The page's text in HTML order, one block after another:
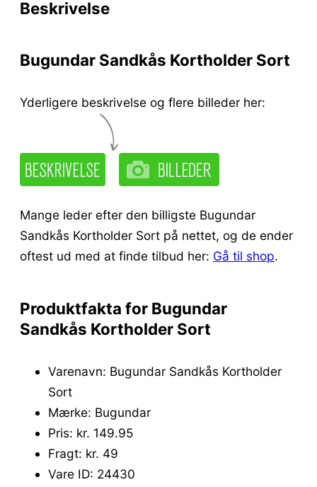
i
v
k
9
9
5
k
1
9
,
5
.
Beskrivelse
Bugundar Sandkås Kortholder Sort
Yderligere beskrivelse og flere billeder her:
Mange leder efter den billigste Bugundar
Sandkås Kortholder Sort på nettet, og de ender
oftest ud med at finde tilbud her: Gå til shop.
Produktfakta for Bugundar
Sandkås Kortholder Sort
Varenavn: Bugundar Sandkås Kortholder
Sort
Mærke: Bugundar
Pris: kr. 149.95
Fragt: kr. 49
Vare ID: 24430